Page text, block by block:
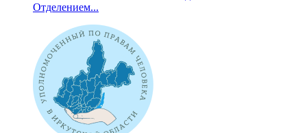
Отделением...